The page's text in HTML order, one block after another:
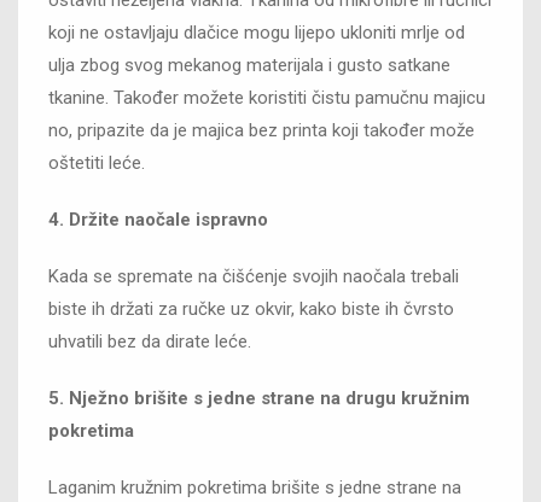
koji ne ostavljaju dlačice mogu lijepo ukloniti mrlje od
ulja zbog svog mekanog materijala i gusto satkane
tkanine. Također možete koristiti čistu pamučnu majicu
no, pripazite da je majica bez printa koji također može
oštetiti leće.
4. Držite naočale ispravno
Kada se spremate na čišćenje svojih naočala trebali
biste ih držati za ručke uz okvir, kako biste ih čvrsto
uhvatili bez da dirate leće.
5. Nježno brišite s jedne strane na drugu kružnim
pokretima
Laganim kružnim pokretima brišite s jedne strane na